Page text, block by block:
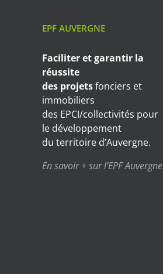
EPF AUVERGNE
Faciliter et garantir la
réussite
des projetsfonciers et
immobiliers
des EPCI/collectivités pour
le développement
du territoire d’Auvergne.
En savoir + sur l’EPF Auvergne